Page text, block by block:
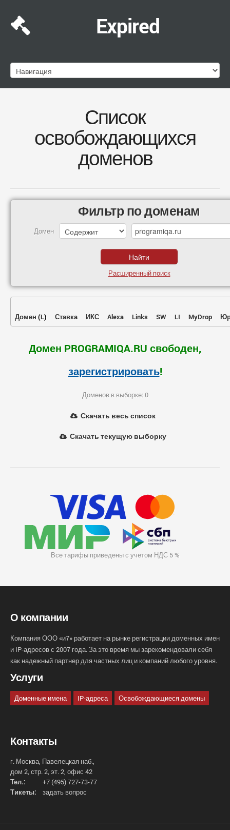
Expired
Список
освобождающихся
доменов
Фильтр по доменам
Домен
Расширенный поиск
Домен (L) Ставка ИКС Alexa Links SW LI MyDrop
Домен PROGRAMIQA.RU свободен,
зарегистрировать!
Доменов в выборке: 0
Скачать весь список
Скачать текущую выборку
Все тарифы приведены с учетом НДС 5 %
О компании
Компания ООО «и7» работает на рынке регистрации доменных имен
и IP-адресов с 2007 года. За это время мы зарекомендовали себя
как надежный партнер для частных лиц и компаний любого уровня.
Услуги
Доменные имена IP-адреса Освобождающиеся домены
Контакты
г. Москва, Павелецкая наб.,
дом 2, стр. 2, эт. 2, офис 42
Тел.:
+7 (495) 727-73-77
Тикеты:
задать вопрос